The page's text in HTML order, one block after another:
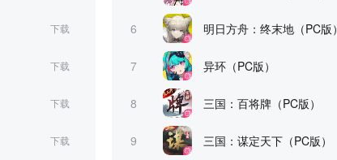
下载
下载
下载
下载
6 明日方舟：终末地（PC版）
7 异环（PC版）
8 三国：百将牌（PC版）
9 三国：谋定天下（PC版）